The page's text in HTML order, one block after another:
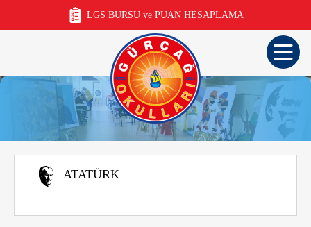
LGS BURSU ve PUAN HESAPLAMA
ATATÜRK